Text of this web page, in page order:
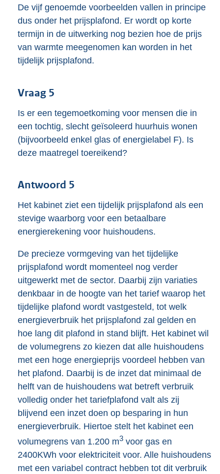
De vijf genoemde voorbeelden vallen in principe
dus onder het prijsplafond. Er wordt op korte
termijn in de uitwerking nog bezien hoe de prijs
van warmte meegenomen kan worden in het
tijdelijk prijsplafond.
Vraag 5
Is er een tegemoetkoming voor mensen die in
een tochtig, slecht geïsoleerd huurhuis wonen
(bijvoorbeeld enkel glas of energielabel F). Is
deze maatregel toereikend?
Antwoord 5
Het kabinet ziet een tijdelijk prijsplafond als een
stevige waarborg voor een betaalbare
energierekening voor huishoudens.
De precieze vormgeving van het tijdelijke
prijsplafond wordt momenteel nog verder
uitgewerkt met de sector. Daarbij zijn variaties
denkbaar in de hoogte van het tarief waarop het
tijdelijke plafond wordt vastgesteld, tot welk
energieverbruik het prijsplafond zal gelden en
hoe lang dit plafond in stand blijft. Het kabinet wil
de volumegrens zo kiezen dat alle huishoudens
met een hoge energieprijs voordeel hebben van
het plafond. Daarbij is de inzet dat minimaal de
helft van de huishoudens wat betreft verbruik
volledig onder het tariefplafond valt als zij
blijvend een inzet doen op besparing in hun
energieverbruik. Hiertoe stelt het kabinet een
volumegrens van 1.200 m3 voor gas en
2400KWh voor elektriciteit voor. Alle huishoudens
met een variabel contract hebben tot dit verbruik